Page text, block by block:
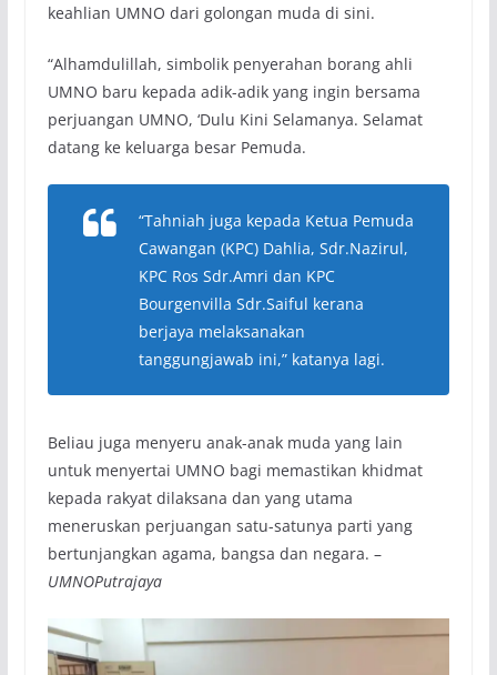
keahlian UMNO dari golongan muda di sini.
“Alhamdulillah, simbolik penyerahan borang ahli
UMNO baru kepada adik-adik yang ingin bersama
perjuangan UMNO, ‘Dulu Kini Selamanya. Selamat
datang ke keluarga besar Pemuda.
“Tahniah juga kepada Ketua Pemuda
Cawangan (KPC) Dahlia, Sdr.Nazirul,
KPC Ros Sdr.Amri dan KPC
Bourgenvilla Sdr.Saiful kerana
berjaya melaksanakan
tanggungjawab ini,” katanya lagi.
Beliau juga menyeru anak-anak muda yang lain
untuk menyertai UMNO bagi memastikan khidmat
kepada rakyat dilaksana dan yang utama
meneruskan perjuangan satu-satunya parti yang
bertunjangkan agama, bangsa dan negara. –
UMNOPutrajaya